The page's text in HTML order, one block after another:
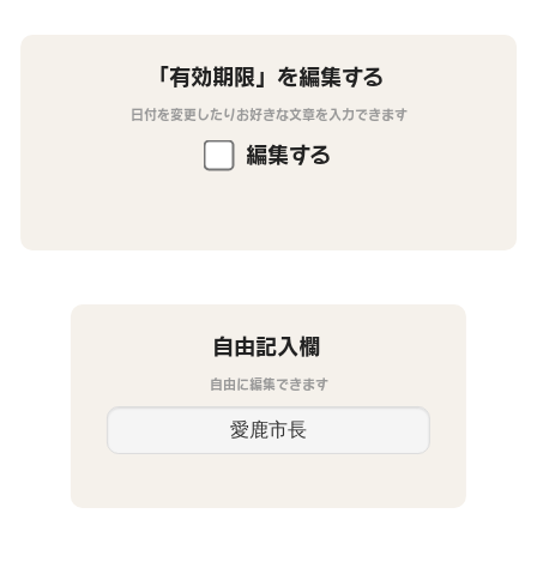
「有効期限」を編集する
日付を変更したりお好きな文章を入力できます
編集する
自由記入欄
自由に編集できます